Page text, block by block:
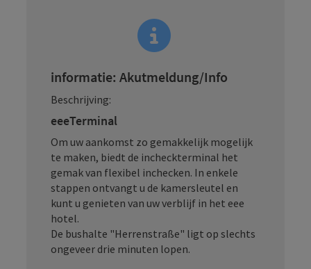
informatie: Akutmeldung/Info
Beschrijving:
eeeTerminal
Om uw aankomst zo gemakkelijk mogelijk
te maken, biedt de incheckterminal het
gemak van flexibel inchecken. In enkele
stappen ontvangt u de kamersleutel en
kunt u genieten van uw verblijf in het eee
hotel.
De bushalte "Herrenstraße" ligt op slechts
ongeveer drie minuten lopen.